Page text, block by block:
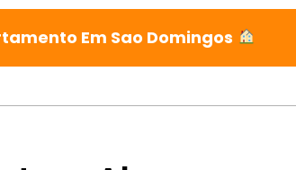
Em Sao Domingos